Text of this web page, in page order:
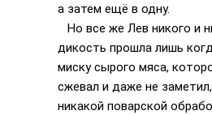
а затем ещё в одну.
Но все же Лев никого и
дикость прошла лишь
миску сырого мяса,
сжевал и даже не
никакой поварской